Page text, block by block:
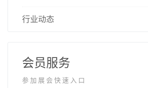
行业动态
会员服务
参加展会快速入口